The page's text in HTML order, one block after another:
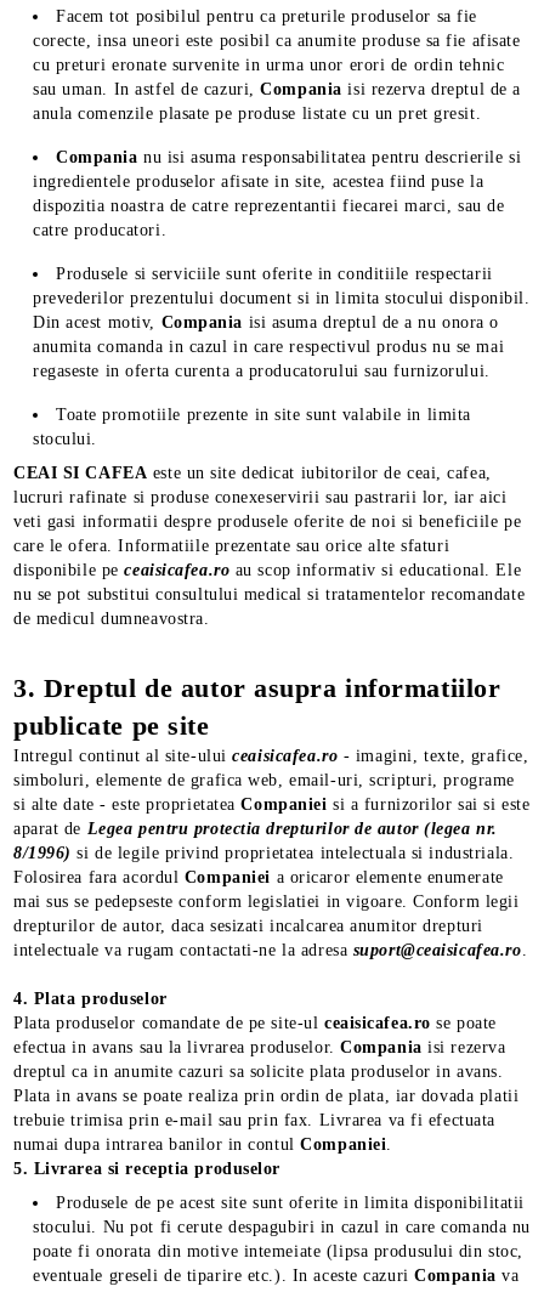
Facem tot posibilul pentru ca preturile produselor sa fie
corecte, insa uneori este posibil ca anumite produse sa fie afisate
cu preturi eronate survenite in urma unor erori de ordin tehnic
sau uman. In astfel de cazuri,Companiaisi rezerva dreptul de a
anula comenzile plasate pe produse listate cu un pret gresit.
Companianu isi asuma responsabilitatea pentru descrierile si
ingredientele produselor afisate in site, acestea fiind puse la
dispozitia noastra de catre reprezentantii fiecarei marci, sau de
catre producatori.
Produsele si serviciile sunt oferite in conditiile respectarii
prevederilor prezentului document si in limita stocului disponibil.
Din acest motiv, Compania isi asuma dreptul de a nu onora o
anumita comanda in cazul in care respectivul produs nu se mai
regaseste in oferta curenta a producatorului sau furnizorului.
Toate promotiile prezente in site sunt valabile in limita
stocului.
CEAI SI CAFEA este un site dedicat iubitorilor de ceai, cafea,
lucruri rafinate si produse conexeservirii sau pastrarii lor, iar aici
veti gasi informatii despre produsele oferite de noi si beneficiile pe
care le ofera. Informatiile prezentate sau orice alte sfaturi
disponibile peceaisicafea.ro au scop informativ si educational. Ele
nu se pot substitui consultului medical si tratamentelor recomandate
de medicul dumneavostra.
3. Dreptul de autor asupra informatiilor
publicate pe site
Intregul continut al site-ului ceaisicafea.ro - imagini, texte, grafice,
simboluri, elemente de grafica web, email-uri, scripturi, programe
si alte date - este proprietateaCompanieisi a furnizorilor sai si este
aparat de Legea pentru protectia drepturilor de autor (legea nr.
8/1996) si de legile privind proprietatea intelectuala si industriala.
Folosirea fara acordul Companiei a oricaror elemente enumerate
mai sus se pedepseste conform legislatiei in vigoare. Conform legii
drepturilor de autor, daca sesizati incalcarea anumitor drepturi
intelectuale va rugam contactati-ne la adresa suport@ceaisicafea.ro.
4. Plata produselor
Plata produselor comandate de pe site-ul ceaisicafea.ro se poate
efectua in avans sau la livrarea produselor.Companiaisi rezerva
dreptul ca in anumite cazuri sa solicite plata produselor in avans.
Plata in avans se poate realiza prin ordin de plata, iar dovada platii
trebuie trimisa prin e-mail sau prin fax. Livrarea va fi efectuata
numai dupa intrarea banilor in contulCompaniei.
5. Livrarea si receptia produselor
Produsele de pe acest site sunt oferite in limita disponibilitatii
stocului. Nu pot fi cerute despagubiri in cazul in care comanda nu
poate fi onorata din motive intemeiate (lipsa produsului din stoc,
eventuale greseli de tiparire etc.). In aceste cazuriCompaniava